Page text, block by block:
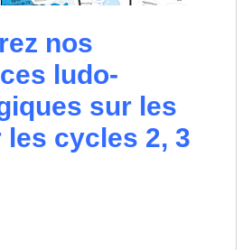
nos
ludo-
sur les
les cycles 2, 3